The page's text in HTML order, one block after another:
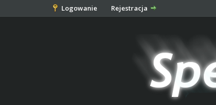
Logowanie Rejestracja